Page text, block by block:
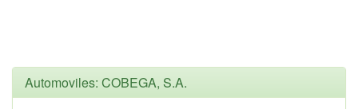
Automoviles: COBEGA, S.A.